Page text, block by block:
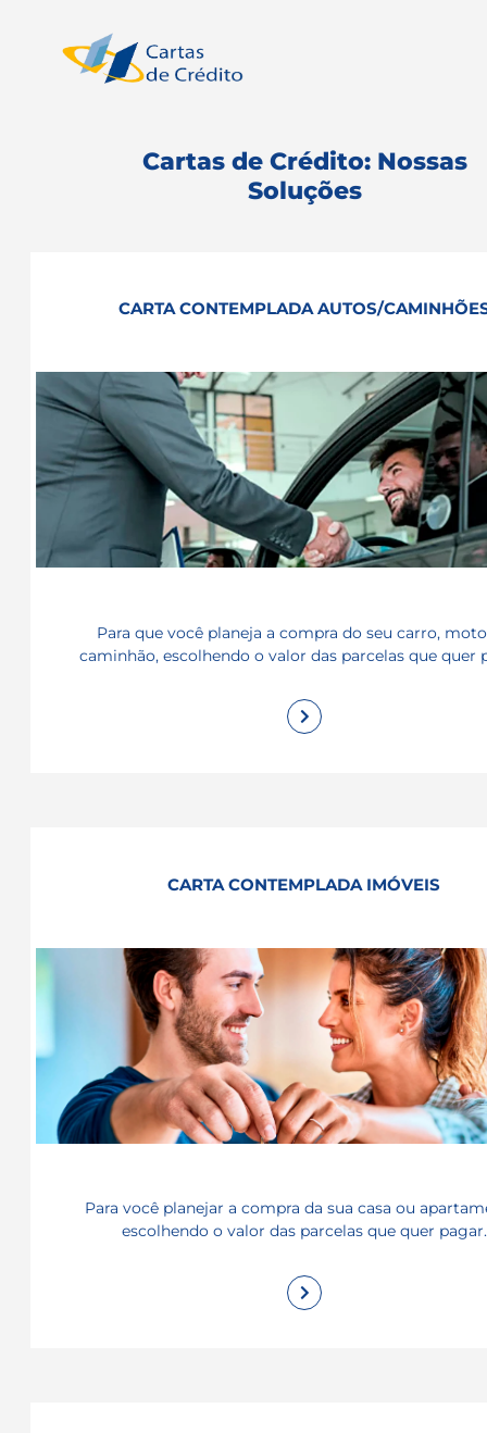
Cartas de Crédito: Nossas
Soluções
CARTA CONTEMPLADA AUTOS/
Para que você planeja a compra do seu carro,
caminhão, escolhendo o valor das parcelas que quer
CARTA CONTEMPLADA IMÓVEIS
Para você planejar a compra da sua casa ou
escolhendo o valor das parcelas que quer pagar.